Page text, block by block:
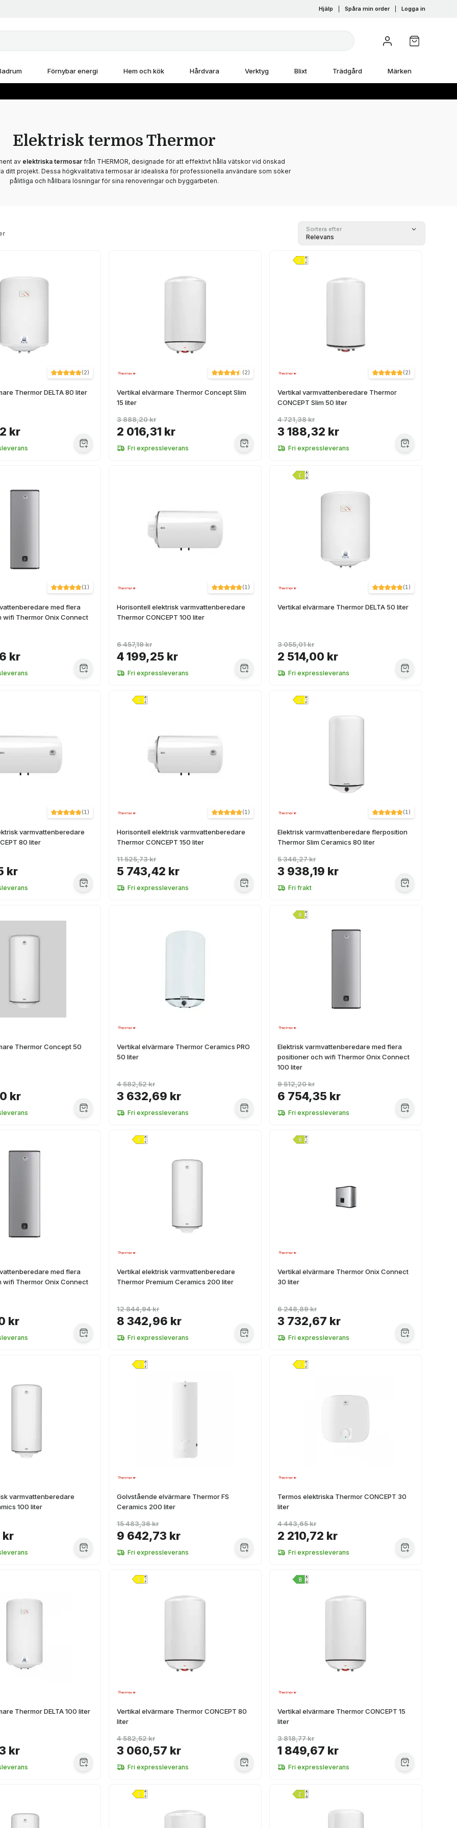
Hjälp Spåra min order Logga in
Förnybar energi Hem och kök Hårdvara Verktyg Blixt Trädgård Märken
Elektrisk termos Thermor
av elektriska termosarfrån THERMOR, designade för att effektivt hålla vätskor vid önskad
ditt projekt. Dessa högkvalitativa termosar är idealiska för professionella användare som söker
pålitliga och hållbara lösningar för sina renoveringar och byggarbeten.
Sortera efter
Relevans
(2)
Thermor DELTA 80 liter
kr
(2)
Vertikal elvärmare Thermor Concept Slim
15 liter
2 016,31 kr
3 888,20 kr
Fri expressleverans
(2)
Vertikal varmvattenberedare Thermor
CONCEPT Slim 50 liter
3 188,32 kr
4 721,38 kr
Fri expressleverans
(1)
med flera
wifi Thermor Onix Connect
kr
(1)
Horisontell elektrisk varmvattenberedare
Thermor CONCEPT 100 liter
4 199,25 kr
6 457,19 kr
Fri expressleverans
(1)
Vertikal elvärmare Thermor DELTA 50 liter
2 514,00 kr
3 055,01 kr
Fri expressleverans
(1)
varmvattenberedare
80 liter
kr
(1)
Horisontell elektrisk varmvattenberedare
Thermor CONCEPT 150 liter
5 743,42 kr
11 525,73 kr
Fri expressleverans
(1)
Elektrisk varmvattenberedare flerposition
Thermor Slim Ceramics 80 liter
3 938,19 kr
5 346,27 kr
Fri frakt
Thermor Concept 50
kr
Vertikal elvärmare Thermor Ceramics PRO
50 liter
3 632,69 kr
4 582,52 kr
Fri expressleverans
Elektrisk varmvattenberedare med flera
positioner och wifi Thermor Onix Connect
100 liter
6 754,35 kr
9 512,20 kr
Fri expressleverans
med flera
wifi Thermor Onix Connect
kr
Vertikal elektrisk varmvattenberedare
Thermor Premium Ceramics 200 liter
8 342,96 kr
12 844,94 kr
Fri expressleverans
Vertikal elvärmare Thermor Onix Connect
30 liter
3 732,67 kr
6 248,89 kr
Fri expressleverans
varmvattenberedare
100 liter
kr
Golvstående elvärmare Thermor FS
Ceramics 200 liter
9 642,73 kr
15 483,36 kr
Fri expressleverans
Termos elektriska Thermor CONCEPT 30
liter
2 210,72 kr
4 443,65 kr
Fri expressleverans
Thermor DELTA 100 liter
kr
Vertikal elvärmare Thermor CONCEPT 80
liter
3 060,57 kr
4 582,52 kr
Fri expressleverans
Vertikal elvärmare Thermor CONCEPT 15
liter
1 849,67 kr
3 818,77 kr
Fri expressleverans